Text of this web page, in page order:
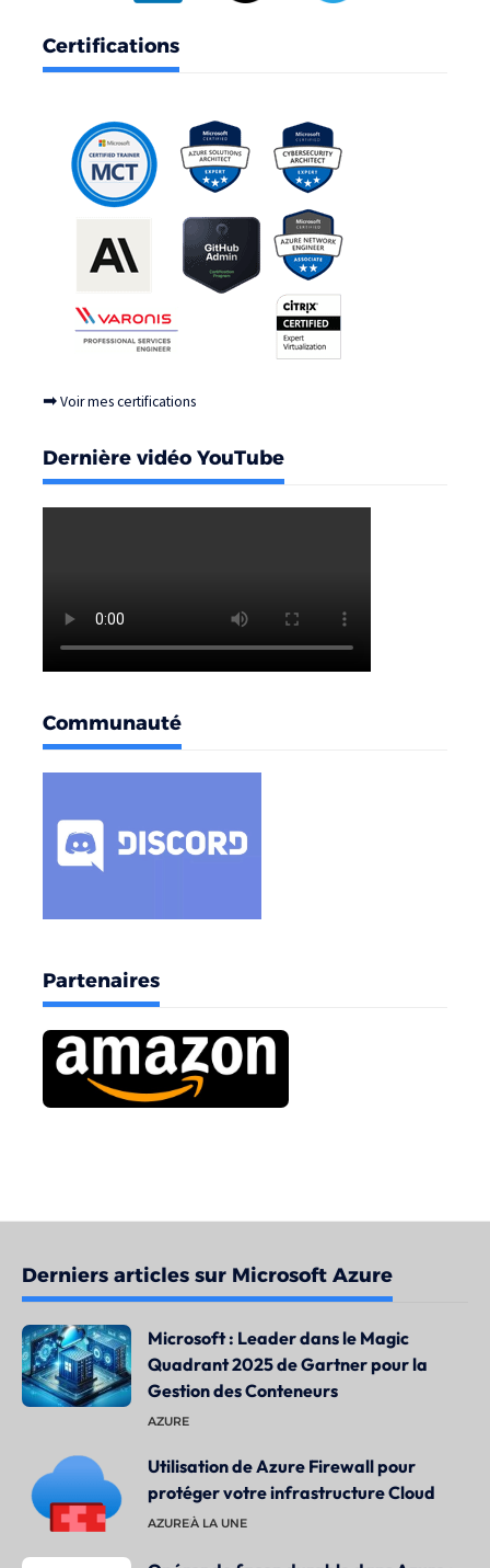
Certifications
➡Voir mes certifications
Dernière vidéo YouTube
Communauté
Partenaires
Derniers articles sur Microsoft Azure
Microsoft : Leader dans le Magic
Quadrant 2025 de Gartner pour la
Gestion des Conteneurs
AZURE
Utilisation de Azure Firewall pour
protéger votre infrastructure Cloud
AZUREÀ LA UNE